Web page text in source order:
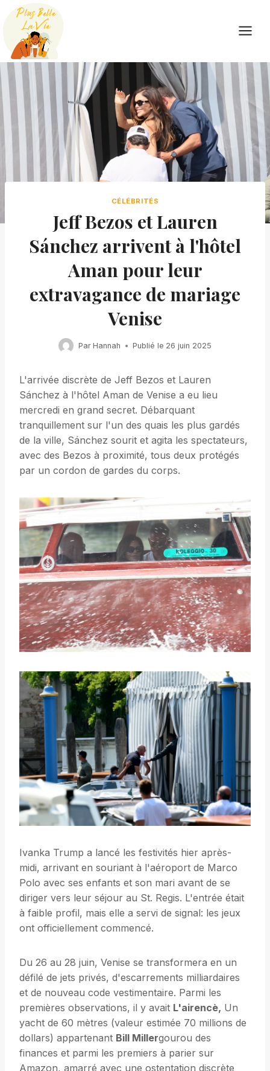
Skip
content
CÉLÉBRITÉS
Jeff Bezos et Lauren
Sánchez arrivent à l'hôtel
Aman pour leur
extravagance de mariage
Venise
Par Hannah Publié le 26 juin 2025
L'arrivée discrète de Jeff Bezos et Lauren
Sánchez à l'hôtel Aman de Venise a eu lieu
mercredi en grand secret. Débarquant
tranquillement sur l'un des quais les plus gardés
de la ville, Sánchez sourit et agita les spectateurs,
avec des Bezos à proximité, tous deux protégés
par un cordon de gardes du corps.
Ivanka Trump a lancé les festivités hier après-
midi, arrivant en souriant à l'aéroport de Marco
Polo avec ses enfants et son mari avant de se
diriger vers leur séjour au St. Regis. L'entrée était
à faible profil, mais elle a servi de signal: les jeux
ont officiellement commencé.
Du 26 au 28 juin, Venise se transformera en un
défilé de jets privés, d'escarrements milliardaires
et de nouveau code vestimentaire. Parmi les
premières observations, il y avait L'airencè, Un
yacht de 60 mètres (valeur estimée 70 millions de
dollars) appartenant Bill Millergourou des
finances et parmi les premiers à parier sur
Amazon, amarré avec une ostentation discrète